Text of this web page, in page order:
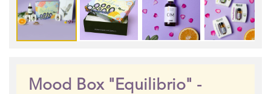
Mood Box "Equilibrio" -